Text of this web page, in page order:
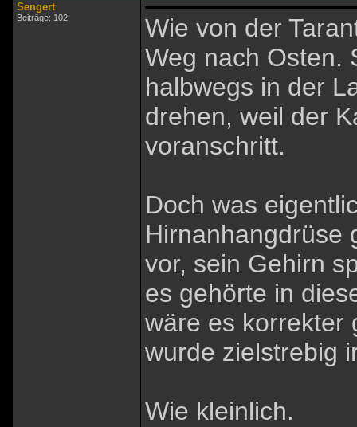
Sengert
Beiträge: 102
Wie von der
Weg nach Osten.
halbwegs in der
drehen, weil der
voranschritt.
Doch was
Hirnanhangdrüse
vor, sein Gehirn
es gehörte in
wäre es korrekter
wurde zielstrebig
Wie kleinlich.